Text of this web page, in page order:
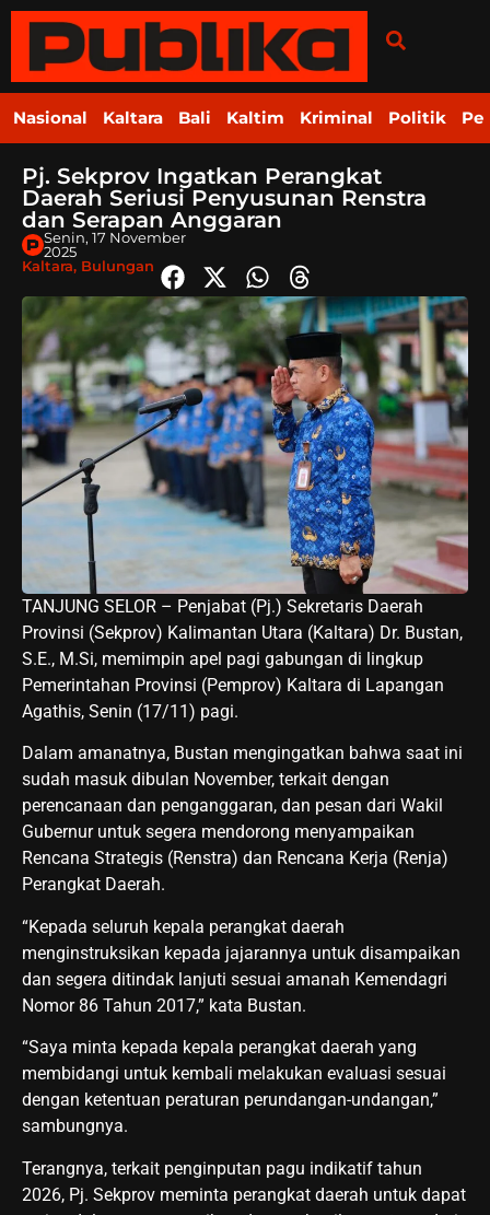
Nasional Kaltara Bali Kaltim Kriminal Politik
Pj. Sekprov Ingatkan Perangkat
Daerah Seriusi Penyusunan Renstra
dan Serapan Anggaran
Senin, 17 November
2025
Kaltara, Bulungan
TANJUNG SELOR – Penjabat (Pj.) Sekretaris Daerah
Provinsi (Sekprov) Kalimantan Utara (Kaltara) Dr. Bustan,
S.E., M.Si, memimpin apel pagi gabungan di lingkup
Pemerintahan Provinsi (Pemprov) Kaltara di Lapangan
Agathis, Senin (17/11) pagi.
Dalam amanatnya, Bustan mengingatkan bahwa saat ini
sudah masuk dibulan November, terkait dengan
perencanaan dan penganggaran, dan pesan dari Wakil
Gubernur untuk segera mendorong menyampaikan
Rencana Strategis (Renstra) dan Rencana Kerja (Renja)
Perangkat Daerah.
“Kepada seluruh kepala perangkat daerah
menginstruksikan kepada jajarannya untuk disampaikan
dan segera ditindak lanjuti sesuai amanah Kemendagri
Nomor 86 Tahun 2017,” kata Bustan.
“Saya minta kepada kepala perangkat daerah yang
membidangi untuk kembali melakukan evaluasi sesuai
dengan ketentuan peraturan perundangan-undangan,”
sambungnya.
Terangnya, terkait penginputan pagu indikatif tahun
2026, Pj. Sekprov meminta perangkat daerah untuk dapat